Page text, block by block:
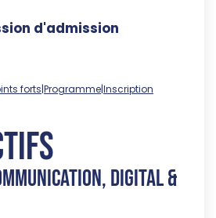
d'admission
forts|Programme|Inscription
Digital &